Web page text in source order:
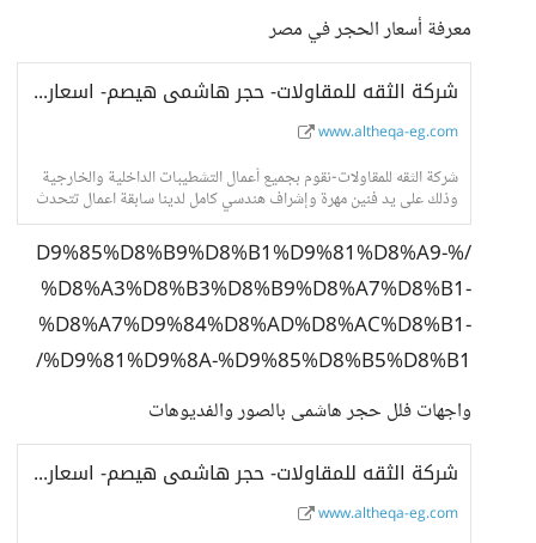
معرفة أسعار الحجر في مصر
شركة الثقه للمقاولات- حجر هاشمى هيصم- اسعار حجر هاشمى- واجهات حجر هاشمى
www.altheqa-eg.com
شركة الثقه للمقاولات-نقوم بجميع أعمال التشطيبات الداخلية والخارجية
وذلك على يد فنين مهرة وإشراف هندسي كامل لدينا سابقة اعمال تتحدث
عنا فى جميع انحاء الجمهور
/%D9%85%D8%B9%D8%B1%D9%81%D8%A9-
%D8%A3%D8%B3%D8%B9%D8%A7%D8%B1-
%D8%A7%D9%84%D8%AD%D8%AC%D8%B1-
%D9%81%D9%8A-%D9%85%D8%B5%D8%B1/
واجهات فلل حجر هاشمى بالصور والفديوهات
شركة الثقه للمقاولات- حجر هاشمى هيصم- اسعار حجر هاشمى- واجهات حجر هاشمى
www.altheqa-eg.com